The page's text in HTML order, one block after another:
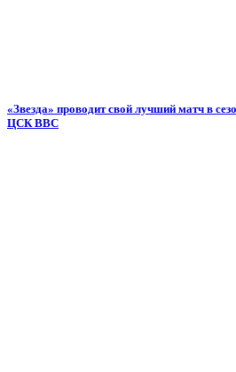
«Звезда» проводит свой лучший матч в
ЦСК ВВС